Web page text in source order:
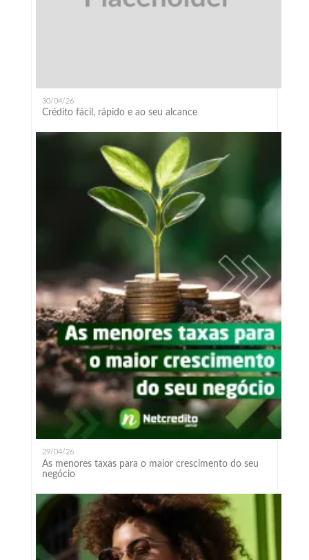
30/04/26
Crédito fácil, rápido e ao seu alcance
29/04/26
As menores taxas para o maior crescimento do seu
negócio